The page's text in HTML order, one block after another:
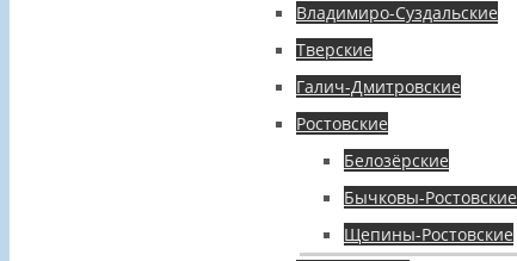
Владимиро-Суздальские
Тверские
Галич-Дмитровские
Ростовские
Белозёрские
Бычковы-Ростовские
Щепины-Ростовские